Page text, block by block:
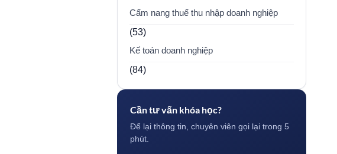
Cẩm nang thuế thu nhập doanh nghiệp
(53)
Kế toán doanh nghiệp
(84)
Cần tư vấn khóa học?
Để lại thông tin, chuyên viên gọi lại trong 5
phút.